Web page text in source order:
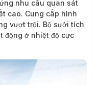
nhu cầu quan sát
cao. Cung cấp hình
vượt trội. Bộ sưởi tích
động ở nhiệt độ cực